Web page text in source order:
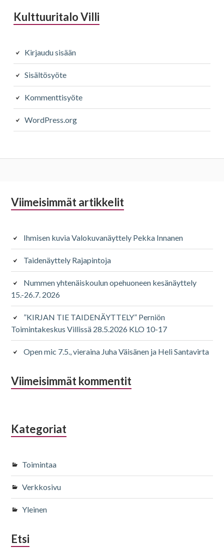
Kulttuuritalo Villi
Kirjaudu sisään
Sisältösyöte
Kommenttisyöte
WordPress.org
Alapalkin
Viimeisimmät artikkelit
Ihmisen kuvia Valokuvanäyttely Pekka Innanen
Taidenäyttely Rajapintoja
Nummen yhtenäiskoulun opehuoneen kesänäyttely
15.-26.7. 2026
”KIRJAN TIE TAIDENÄYTTELY” Perniön
Toimintakeskus Villissä 28.5.2026 KLO 10-17
Open mic 7.5., vieraina Juha Väisänen ja Heli Santavirta
Viimeisimmät kommentit
Kategoriat
Toimintaa
Verkkosivu
Yleinen
Etsi